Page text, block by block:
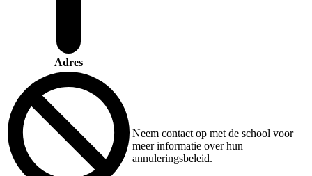
Adres
Neem contact op met de school voor
meer informatie over hun
annuleringsbeleid.